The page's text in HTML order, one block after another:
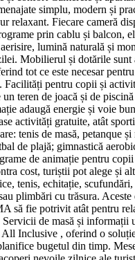
simplu, modern și
relaxant. Fiecare cameră
prin cablu și balcon,
lumină naturală și
Mobilierul și dotările sunt
tot ce este necesar
Facilități pentru copii și
teren de joacă și de
adaugă energie și voie
activități gratuite, atât
tenis de masă, petanque
de plajă; gimnastică
de animație pentru
cost, turiștii pot alege și
tenis, echitație,
plimbări cu trăsura. Aceste
să fie potrivit atât pentru
Servicii de masă și informații
Inclusive , oferind o
bugetul din timp.